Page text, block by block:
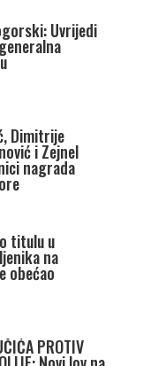
Uvrijedi
Dimitrije
i Zejnel
nagrada
titulu u
na
obećao
PROTIV